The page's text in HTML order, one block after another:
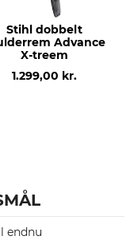
Stihl dobbelt
Advance
X-treem
1.299,00 kr.
endnu